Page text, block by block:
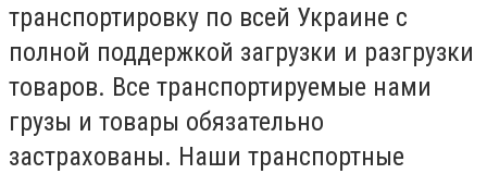
транспортировку по всей Украине с
полной поддержкой загрузки и разгрузки
товаров. Все транспортируемые нами
грузы и товары обязательно
застрахованы. Наши транспортные